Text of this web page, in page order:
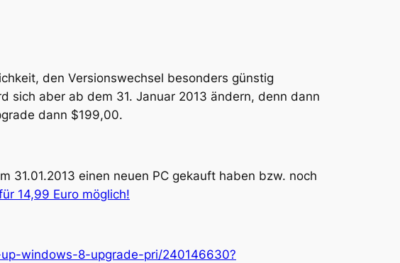
den Versionswechsel besonders günstig
sich aber ab dem 31. Januar 2013 ändern, denn dann
dann $199,00.
31.01.2013 einen neuen PC gekauft haben bzw. noch
14,99 Euro möglich!
windows-8-upgrade-pri/240146630?